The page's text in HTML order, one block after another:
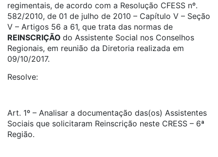
regimentais, de acordo com a Resolução CFESS nº.
582/2010, de 01 de julho de 2010 – Capítulo V – Seção
V – Artigos 56 a 61, que trata das normas de
REINSCRIÇÃO do Assistente Social nos Conselhos
Regionais, em reunião da Diretoria realizada em
09/10/2017.
Resolve:
Art. 1º – Analisar a documentação das(os) Assistentes
Sociais que solicitaram Reinscrição neste CRESS – 6ª
Região.